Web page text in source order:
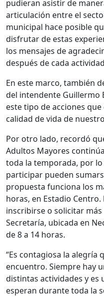
pudieran asistir de
articulación entre el
municipal hace posible
disfrutar de estas
los mensajes de
después de cada
En este marco, también
del intendente Guillermo
este tipo de acciones
calidad de vida de
Por otro lado, recordó
Adultos Mayores
toda la temporada, por
participar pueden
propuesta funciona los
horas, en Estadio
inscribirse o solicitar
Secretaría, ubicada en
de 8 a 14 horas.
“Es contagiosa la alegría
encuentro. Siempre hay
distintas actividades y es
esperan durante toda la